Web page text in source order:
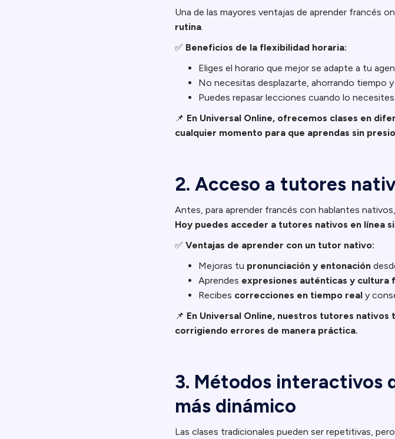
Una de las mayores ventajas de aprender francés
rutina.
✅ Beneficios de la flexibilidad horaria:
Eliges el horario que mejor se adapte a tu
No necesitas desplazarte, ahorrando tiempo y
Puedes repasar lecciones cuando lo necesites.
📌 En Universal Online, ofrecemos clases en
cualquier momento para que aprendas sin
2. Acceso a tutores
Antes, para aprender francés con hablantes
Hoy puedes acceder a tutores nativos en línea
✅ Ventajas de aprender con un tutor nativo:
Mejoras tu pronunciación y entonación
Aprendes expresiones auténticas y cultura
Recibes correcciones en tiempo real y
📌 En Universal Online, nuestros tutores
corrigiendo errores de manera práctica.
3. Métodos interactivos
más dinámico
Las clases tradicionales pueden ser repetitivas,